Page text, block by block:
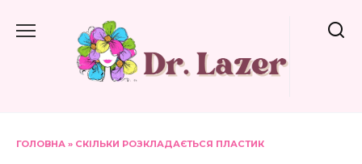
до
ГОЛОВНА » СКІЛЬКИ РОЗКЛАДАЄТЬСЯ ПЛАСТИК